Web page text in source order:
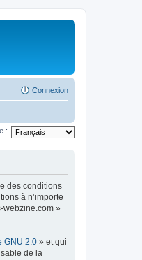
Connexion
:
des conditions
à n’importe
webzine.com »
GNU 2.0 » et qui
de la